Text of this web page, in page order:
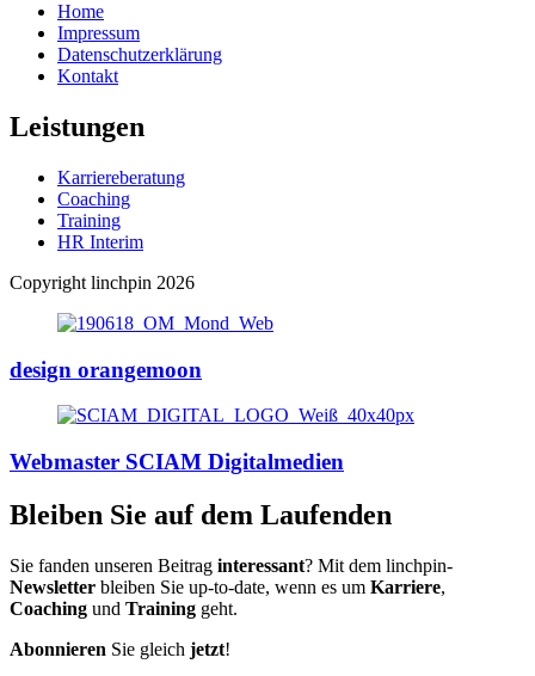
Home
Impressum
Datenschutzerklärung
Kontakt
Leistungen
Karriereberatung
Coaching
Training
HR Interim
Copyright linchpin 2026
design orangemoon
Webmaster SCIAM Digitalmedien
Bleiben Sie auf dem Laufenden
Sie fanden unseren Beitrag interessant? Mit dem linchpin-
Newsletter bleiben Sie up-to-date, wenn es um Karriere,
Coaching und Training geht.
Abonnieren Sie gleich jetzt!